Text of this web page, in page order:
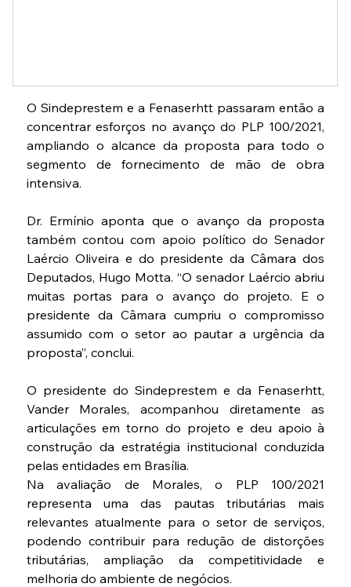
O Sindeprestem e a Fenaserhtt passaram então a
concentrar esforços no avanço do PLP 100/2021,
ampliando o alcance da proposta para todo o
segmento de fornecimento de mão de obra
intensiva.
Dr. Ermínio aponta que o avanço da proposta
também contou com apoio político do Senador
Laércio Oliveira e do presidente da Câmara dos
Deputados, Hugo Motta. “O senador Laércio abriu
muitas portas para o avanço do projeto. E o
presidente da Câmara cumpriu o compromisso
assumido com o setor ao pautar a urgência da
proposta”, conclui.
O presidente do Sindeprestem e da Fenaserhtt,
Vander Morales, acompanhou diretamente as
articulações em torno do projeto e deu apoio à
construção da estratégia institucional conduzida
pelas entidades em Brasília.
Na avaliação de Morales, o PLP 100/2021
representa uma das pautas tributárias mais
relevantes atualmente para o setor de serviços,
podendo contribuir para redução de distorções
tributárias, ampliação da competitividade e
melhoria do ambiente de negócios.